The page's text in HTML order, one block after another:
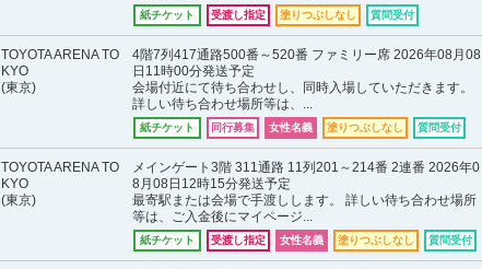
紙チケット 受渡し指定 塗りつぶしなし 質問受付
TOYOTA ARENA TO
KYO
(東京)
4階7列417通路500番～520番 ファミリー席 2026年08月08
日11時00分発送予定
会場付近にて待ち合わせし、同時入場していただきます。
詳しい待ち合わせ場所等は、...
紙チケット 同行募集 女性名義 塗りつぶしなし 質問受付
TOYOTA ARENA TO
KYO
(東京)
メインゲート3階 311通路 11列201～214番 2連番 2026年0
8月08日12時15分発送予定
最寄駅または会場で手渡しします。 詳しい待ち合わせ場所
等は、ご入金後にマイページ...
紙チケット 受渡し指定 女性名義 塗りつぶしなし 質問受付